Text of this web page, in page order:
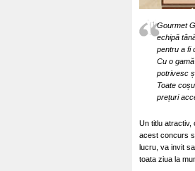
Gourmet
echipă
pentru a fi
Cu o
potrivesc
Toate
prețuri
Un titlu atractiv,
acest concurs
lucru, va invit
toata ziua la